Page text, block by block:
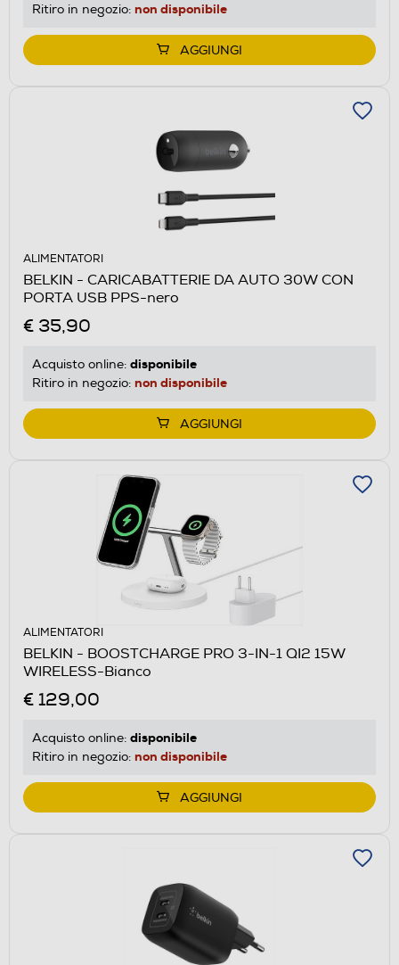
Ritiro in negozio: non disponibile
AGGIUNGI
ALIMENTATORI
BELKIN - CARICABATTERIE DA AUTO 30W CON
PORTA USB PPS-nero
€ 35,90
Acquisto online: disponibile
Ritiro in negozio: non disponibile
AGGIUNGI
ALIMENTATORI
BELKIN - BOOSTCHARGE PRO 3-IN-1 QI2 15W
WIRELESS-Bianco
€ 129,00
Acquisto online: disponibile
Ritiro in negozio: non disponibile
AGGIUNGI